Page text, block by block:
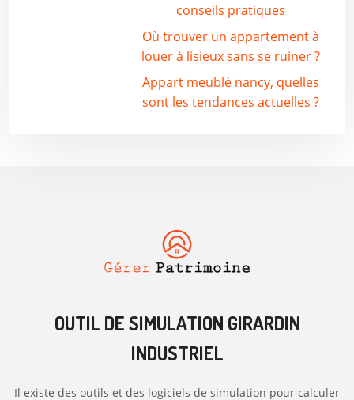
conseils pratiques
Où trouver un appartement à
louer à lisieux sans se ruiner ?
Appart meublé nancy, quelles
sont les tendances actuelles ?
OUTIL DE SIMULATION GIRARDIN
INDUSTRIEL
Il existe des outils et des logiciels de simulation pour calculer